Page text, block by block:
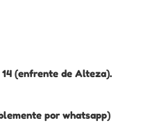
(enfrente de Alteza).
por whatsapp)